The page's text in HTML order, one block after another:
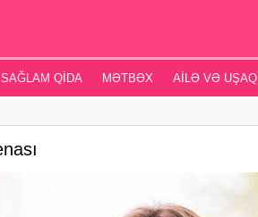
SAĞLAM QIDA MƏTBƏX AILƏ VƏ UŞAQ